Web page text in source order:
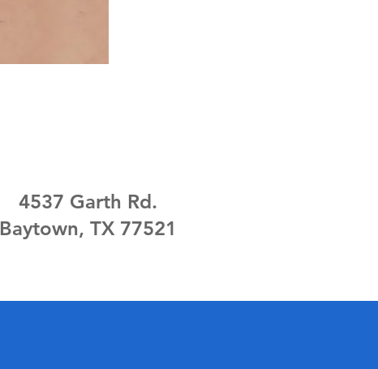
4537 Garth Rd.
Baytown, TX 77521